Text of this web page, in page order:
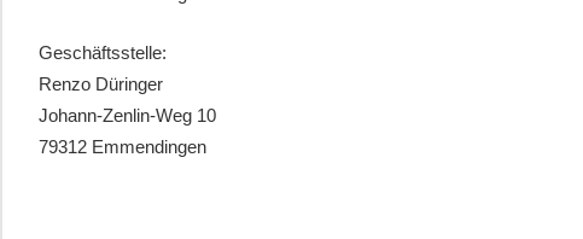
Geschäftsstelle:
Renzo Düringer
Johann-Zenlin-Weg 10
79312 Emmendingen